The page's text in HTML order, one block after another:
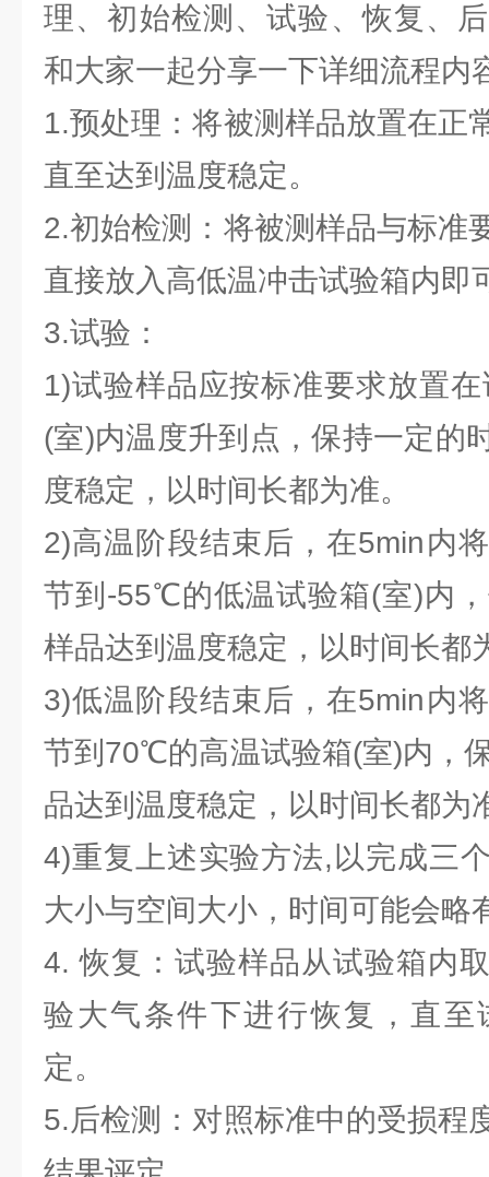
理、初始检测、试验、恢复、
和大家一起分享一下详细流程内
1.预处理：将被测样品放置在正
直至达到温度稳定。
2.初始检测：将被测样品与标准
直接放入高低温冲击试验箱内即
3.试验：
1)试验样品应按标准要求放置
(室)内温度升到点，保持一定的
度稳定，以时间长都为准。
2)高温阶段结束后，在5min内
节到-55℃的低温试验箱(室)内
样品达到温度稳定，以时间长都
3)低温阶段结束后，在5min内
节到70℃的高温试验箱(室)内，
品达到温度稳定，以时间长都为
4)重复上述实验方法,以完成三
大小与空间大小，时间可能会略
4. 恢复：试验样品从试验箱内
验大气条件下进行恢复，直至
定。
5.后检测：对照标准中的受损程